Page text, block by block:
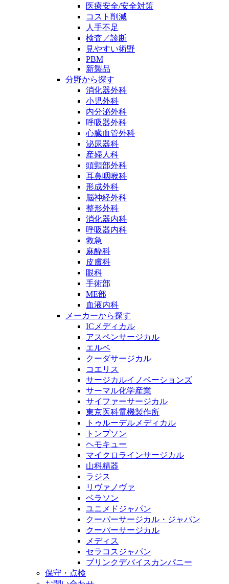
医療安全/安全対策
コスト削減
人手不足
検査／診断
見やすい術野
PBM
新製品
分野から探す
消化器外科
小児外科
内分泌外科
呼吸器外科
心臓血管外科
泌尿器科
産婦人科
頭頸部外科
耳鼻咽喉科
形成外科
脳神経外科
整形外科
消化器内科
呼吸器内科
救急
麻酔科
皮膚科
眼科
手術部
ME部
血液内科
メーカーから探す
ICメディカル
アスペンサージカル
エルベ
クーダサージカル
コエリス
サージカルイノベーションズ
サーマル化学産業
サイファーサージカル
東京医科電機製作所
トゥルーデルメディカル
トンプソン
ヘモキュー
マイクロラインサージカル
山科精器
ラジス
リヴァノヴァ
ベラソン
ユニメドジャパン
クーパーサージカル・ジャパン
クーパーサージカル
メディス
セラコスジャパン
ブリンクデバイスカンパニー
保守・点検